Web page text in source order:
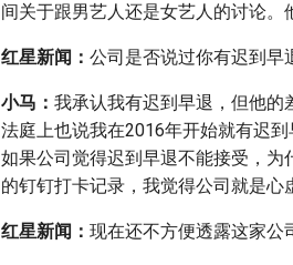
间关于跟男艺人还是女艺人的讨论。
红星新闻： 公司是否说过你有迟到早
小马： 我承认我有迟到早退，但他的
法庭上也说我在2016年开始就有迟
如果公司觉得迟到早退不能接受，
的钉钉打卡记录，我觉得公司就是心
红星新闻： 现在还不方便透露这家公